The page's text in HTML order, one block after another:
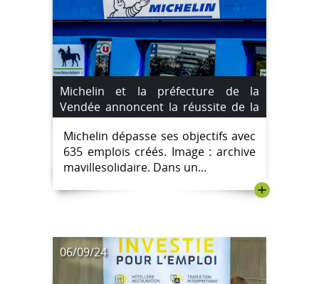
Michelin et la préfecture de la
Vendée annoncent la réussite de la
convention de revitalisation de La
Roche-sur-Yon
Michelin dépasse ses objectifs avec
635 emplois créés. Image : archive
mavillesolidaire. Dans un...
+
06/09/24